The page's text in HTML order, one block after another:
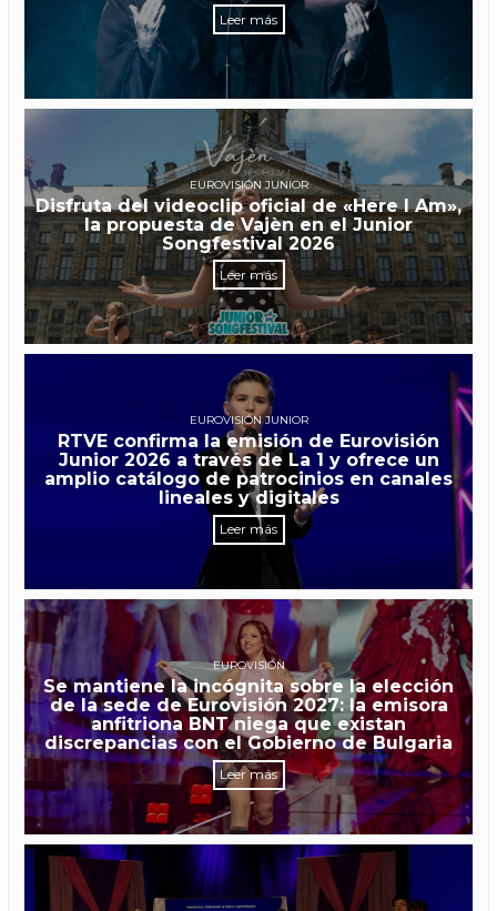
Leer más
EUROVISIÓN JUNIOR
Disfruta del videoclip oficial de «Here I Am»,
la propuesta de Vajèn en el Junior
Songfestival 2026
Leer más
EUROVISIÓN JUNIOR
RTVE confirma la emisión de Eurovisión
Junior 2026 a través de La 1 y ofrece un
amplio catálogo de patrocinios en canales
lineales y digitales
Leer más
EUROVISIÓN
Se mantiene la incógnita sobre la elección
de la sede de Eurovisión 2027: la emisora
anfitriona BNT niega que existan
discrepancias con el Gobierno de Bulgaria
Leer más